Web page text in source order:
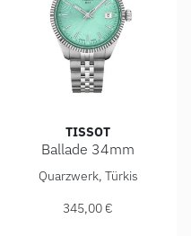
Preis:
TISSOT
Ballade 34mm
Tissot Ballade 34mm, Ref:
Quarzwerk, Türkis
345,00 €